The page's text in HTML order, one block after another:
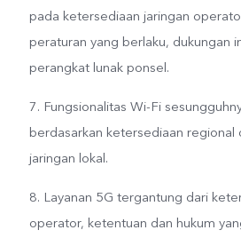
pada ketersediaan jaringan
peraturan yang berlaku, dukungan
perangkat lunak ponsel.
7. Fungsionalitas Wi-Fi
berdasarkan ketersediaan regional
jaringan lokal.
8. Layanan 5G tergantung dari
operator, ketentuan dan hukum